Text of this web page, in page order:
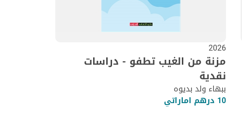
2026
مزنة من الغيب تطفو - دراسات
نقدية
ببهاء ولد بديوه
10 درهم اماراتي